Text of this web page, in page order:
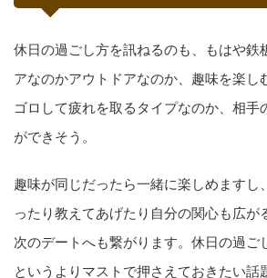
休日の過ごし方を訊ねるのも、もはや鉄
アなのかアウトドアなのか、趣味を楽し
ゴロして疲れを取るタイプなのか、相手
ができそう。
趣味が同じだったら一緒に楽しめますし
ったり教えてあげたり自分の関心も広が
次のデートへも繋がります。休日の過ご
というよりマストで押さえておきたい話